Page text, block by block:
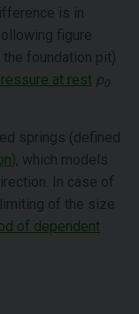
is in
figure
foundation pit)
at rest p
springs (defined
), which models
In case of
of the size
of dependent